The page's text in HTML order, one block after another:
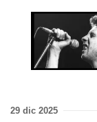
29 dic 2025